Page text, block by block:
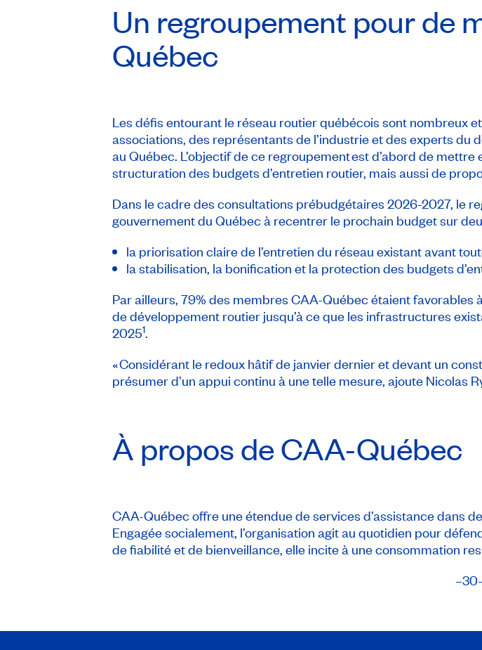
Un regroupement pour de
Québec
Les défis entourant le réseau routier québécois sont nombreux
associations, des représentants de l’industrie et des experts
au Québec. L’objectif de ce regroupement est d’abord de
structuration des budgets d’entretien routier, mais aussi de
Dans le cadre des consultations prébudgétaires 2026-2027, le
gouvernement du Québec à recentrer le prochain budget sur
la priorisation claire de l’entretien du réseau existant avant
la stabilisation, la bonification et la protection des budgets
Par ailleurs, 79% des membres CAA-Québec étaient
de développement routier jusqu’à ce que les infrastructures
20251.
« Considérant le redoux hâtif de janvier dernier et devant un
présumer d’un appui continu à une telle mesure, ajoute Nicolas
À propos deCAA-Québec
CAA-Québec offre une étendue de services d’assistance dans
Engagée socialement, l’organisation agit au quotidien pour
de fiabilité et de bienveillance, elle incite à une consommation